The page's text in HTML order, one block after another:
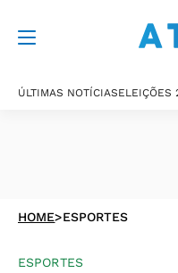
ÚLTIMAS NOTÍCIASELEIÇÕES
HOME>ESPORTES
ESPORTES